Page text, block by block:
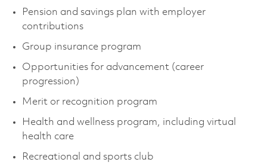
Pension and savings plan with employer
contributions
Group insurance program
Opportunities for advancement (career
progression)
Merit or recognition program
Health and wellness program, including virtual
health care
Recreational and sports club